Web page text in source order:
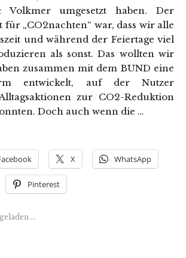
umgesetzt haben. Der
für „CO2nachten“ war, dass wir alle
und während der Feiertage viel
als sonst. Das wollten wir
zusammen mit dem BUND eine
entwickelt, auf der Nutzer
zur CO2-Reduktion
Doch auch wenn die …
X WhatsApp
Pinterest
…